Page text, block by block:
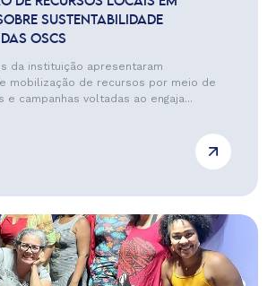
SUSTENTABILIDADE
OSCS
da instituição apresentaram
mobilização de recursos por meio de
e campanhas voltadas ao engaja...